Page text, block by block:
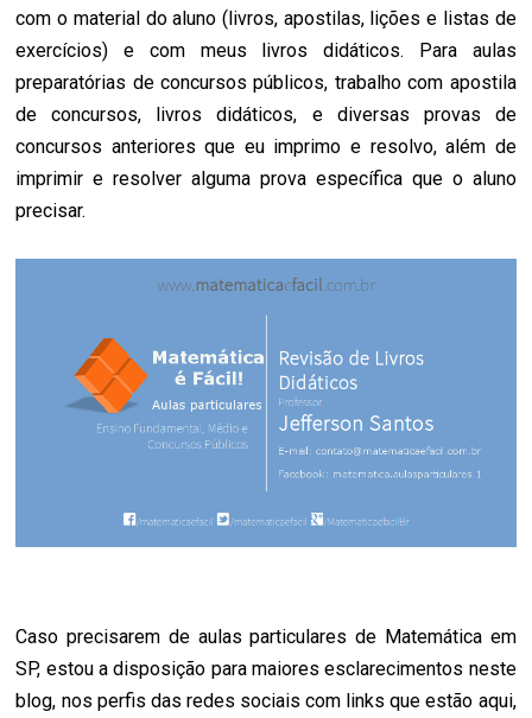
com o material do aluno (livros, apostilas, lições e listas de
exercícios) e com meus livros didáticos. Para aulas
preparatórias de concursos públicos, trabalho com apostila
de concursos, livros didáticos, e diversas provas de
concursos anteriores que eu imprimo e resolvo, além de
imprimir e resolver alguma prova específica que o aluno
precisar.
Caso precisarem de aulas particulares de Matemática em
SP, estou a disposição para maiores esclarecimentos neste
blog, nos perfis das redes sociais com links que estão aqui,